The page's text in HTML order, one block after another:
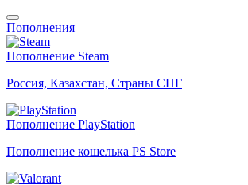
Пополнения
Пополнение Steam
Россия, Казахстан, Страны СНГ
Пополнение PlayStation
Пополнение кошелька PS Store